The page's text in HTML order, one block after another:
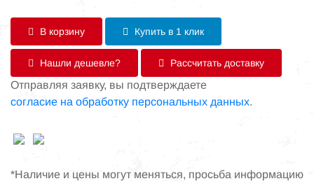
В корзину Купить в 1 клик
Нашли дешевле? Рассчитать доставку
Отправляя заявку, вы подтверждаете
согласие на обработку персональных данных.
*Наличие и цены могут меняться, просьба информацию